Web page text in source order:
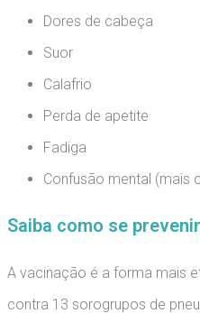
Dores de cabeça
Suor
Calafrio
Perda de apetite
Fadiga
Confusão mental (mais
Saiba como se
A vacinação é a forma mais
contra 13 sorogrupos de